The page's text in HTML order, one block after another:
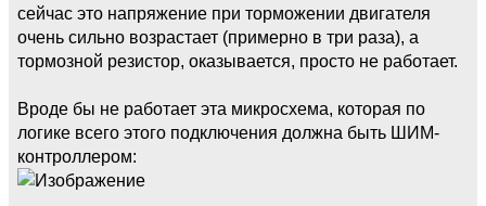
сейчас это напряжение при торможении двигателя
очень сильно возрастает (примерно в три раза), а
тормозной резистор, оказывается, просто не работает.
Вроде бы не работает эта микросхема, которая по
логике всего этого подключения должна быть ШИМ-
контроллером: